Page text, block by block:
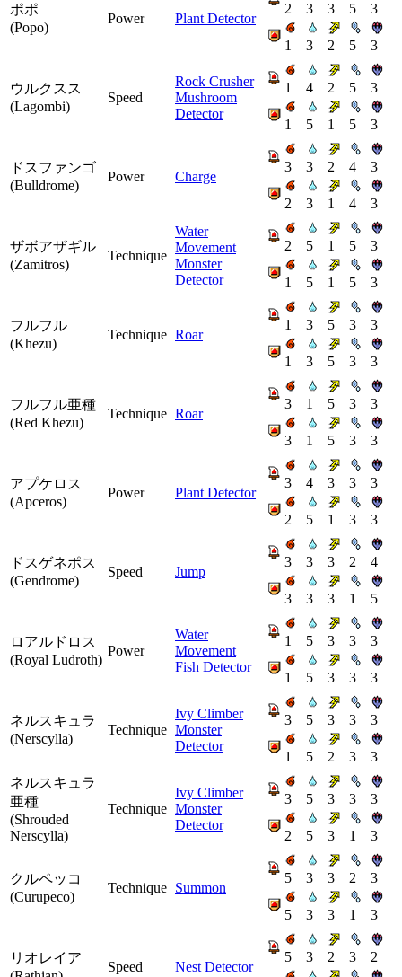
ポポ
(Popo)
Power Plant Detector
2 3 3 5 3
1 3 2 5 3
ウルクスス
(Lagombi)
Speed
Rock Crusher
Mushroom
Detector
1 4 2 5 3
1 5 1 5 3
ドスファンゴ
(Bulldrome)
Power Charge
3 3 2 4 3
2 3 1 4 3
ザボアザギル
(Zamitros)
Technique
Water
Movement
Monster
Detector
2 5 1 5 3
1 5 1 5 3
フルフル
(Khezu)
Technique Roar
1 3 5 3 3
1 3 5 3 3
フルフル亜種
(Red Khezu)
Technique Roar
3 1 5 3 3
3 1 5 3 3
アプケロス
(Apceros)
Power Plant Detector
3 4 3 3 3
2 5 1 3 3
ドスゲネポス
(Gendrome)
Speed Jump
3 3 3 2 4
3 3 3 1 5
ロアルドロス
(Royal Ludroth)
Power
Water
Movement
Fish Detector
1 5 3 3 3
1 5 3 3 3
ネルスキュラ
(Nerscylla)
Technique
Ivy Climber
Monster
Detector
3 5 3 3 3
1 5 2 3
3
ネルスキュラ
亜種
(Shrouded
Nerscylla)
Technique
Ivy Climber
Monster
Detector
3 5 3 3 3
2 5 3 1 3
クルペッコ
(Curupeco)
Technique Summon
5 3 3 2 3
5 3 3 1 3
リオレイア
Speed Nest Detector
5 3 2 3 2